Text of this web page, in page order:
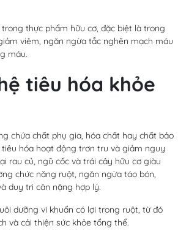
thực phẩm hữu cơ, đặc biệt là trong
viêm, ngăn ngừa tắc nghẽn mạch máu
máu.
tiêu hóa khỏe
chứa chất phụ gia, hóa chất hay chất bảo
hóa hoạt động trơn tru và giảm nguy
rau củ, ngũ cốc và trái cây hữu cơ giàu
chức năng ruột, ngăn ngừa táo bón,
duy trì cân nặng hợp lý.
dưỡng vi khuẩn có lợi trong ruột, từ đó
và cải thiện sức khỏe tổng thể.